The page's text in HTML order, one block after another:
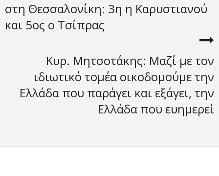
στη Θεσσαλονίκη: 3η η Καρυστιανού
και 5ος ο Τσίπρας
Κυρ. Μητσοτάκης: Μαζί με τον
ιδιωτικό τομέα οικοδομούμε την
Ελλάδα που παράγει και εξάγει, την
Ελλάδα που ευημερεί